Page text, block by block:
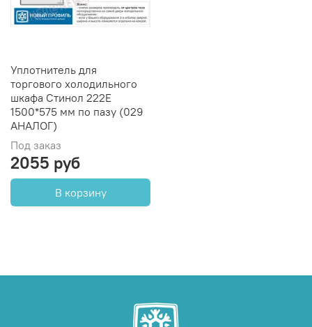
Уплотнитель для
торгового холодильного
шкафа Стинол 222E
1500*575 мм по пазу (029
АНАЛОГ)
Под заказ
2055 руб
В корзину